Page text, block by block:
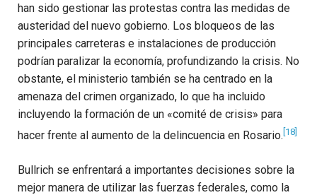
han sido gestionar las protestas contra las medidas de
austeridad del nuevo gobierno. Los bloqueos de las
principales carreteras e instalaciones de producción
podrían paralizar la economía, profundizando la crisis. No
obstante, el ministerio también se ha centrado en la
amenaza del crimen organizado, lo que ha incluido
incluyendo la formación de un «comité de crisis» para
hacer frente al aumento de la delincuencia en Rosario. [18]
Bullrich se enfrentará a importantes decisiones sobre la
mejor manera de utilizar las fuerzas federales, como la